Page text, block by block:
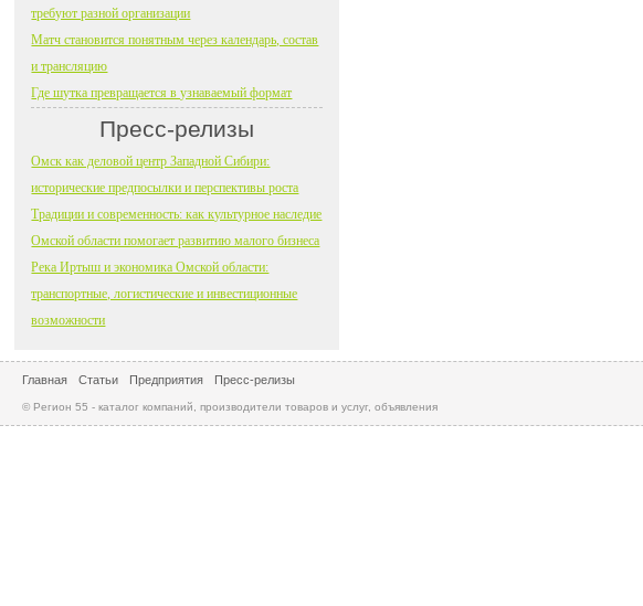
требуют разной организации
Матч становится понятным через календарь, состав
и трансляцию
Где шутка превращается в узнаваемый формат
Пресс-релизы
Омск как деловой центр Западной Сибири:
исторические предпосылки и перспективы роста
Традиции и современность: как культурное наследие
Омской области помогает развитию малого бизнеса
Река Иртыш и экономика Омской области:
транспортные, логистические и инвестиционные
возможности
Главная Статьи Предприятия Пресс-релизы
© Регион 55 - каталог компаний, производители товаров и услуг, объявления